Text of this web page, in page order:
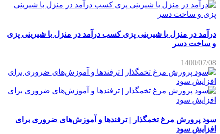
درآمد در منزل با شیرینی پزی کسب درآمد در منزل با شیرینی پزی
و ساخت دسر
1400/07/08
سود پرورش مرغ تخمگذار | ترفندها و آموزش‌های ضروری برای
افزایش سود